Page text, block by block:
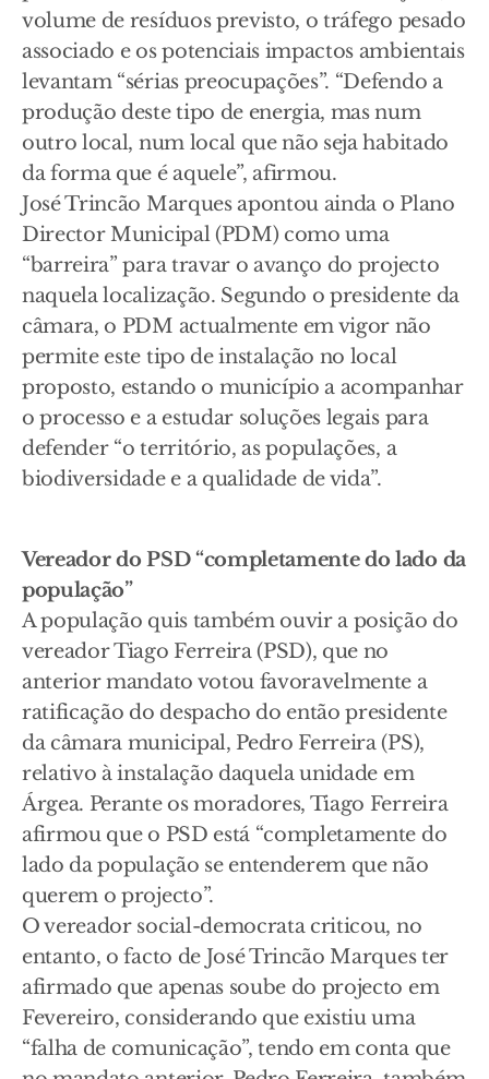
volume de resíduos previsto, o tráfego pesado
associado e os potenciais impactos ambientais
levantam “sérias preocupações”. “Defendo a
produção deste tipo de energia, mas num
outro local, num local que não seja habitado
da forma que é aquele”, afirmou.
José Trincão Marques apontou ainda o Plano
Director Municipal (PDM) como uma
“barreira” para travar o avanço do projecto
naquela localização. Segundo o presidente da
câmara, o PDM actualmente em vigor não
permite este tipo de instalação no local
proposto, estando o município a acompanhar
o processo e a estudar soluções legais para
defender “o território, as populações, a
biodiversidade e a qualidade de vida”.
Vereador do PSD “completamente do lado da
população”
A população quis também ouvir a posição do
vereador Tiago Ferreira (PSD), que no
anterior mandato votou favoravelmente a
ratificação do despacho do então presidente
da câmara municipal, Pedro Ferreira (PS),
relativo à instalação daquela unidade em
Árgea. Perante os moradores, Tiago Ferreira
afirmou que o PSD está “completamente do
lado da população se entenderem que não
querem o projecto”.
O vereador social-democrata criticou, no
entanto, o facto de José Trincão Marques ter
afirmado que apenas soube do projecto em
Fevereiro, considerando que existiu uma
“falha de comunicação”, tendo em conta que